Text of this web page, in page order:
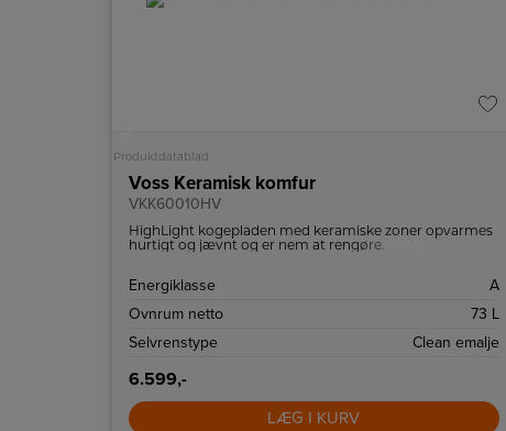
Produktdatablad
Voss Keramisk komfur
VKK60010HV
HighLight kogepladen med keramiske zoner opvarmes
hurtigt og jævnt og er nem at rengøre.
Energiklasse
A
Ovnrum netto
73 L
Selvrenstype
Clean emalje
6.599,-
LÆG I KURV